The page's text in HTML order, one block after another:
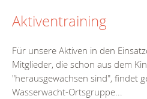
Aktiventraining
Für unsere Aktiven in den
Mitglieder, die schon aus dem
"herausgewachsen sind", findet
Wasserwacht-Ortsgruppe...